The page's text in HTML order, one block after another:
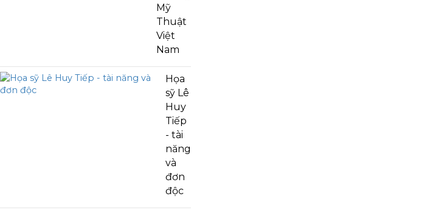
Mỹ
Thuật
Việt
Nam
Họa
sỹ Lê
Huy
Tiếp
- tài
năng
và
đơn
độc